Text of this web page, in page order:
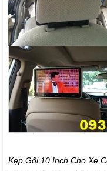
Kẹp Gối 10 Inch Cho Xe